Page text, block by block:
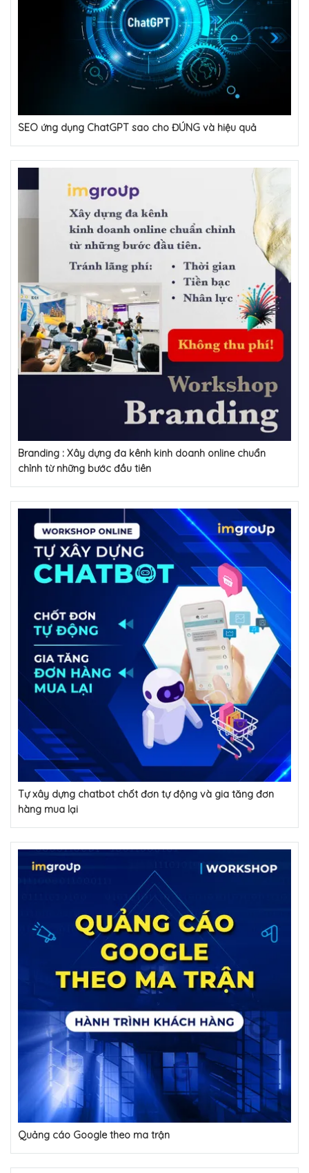
SEO ứng dụng ChatGPT sao cho ĐÚNG và hiệu quả
Branding : Xây dựng đa kênh kinh doanh online chuẩn
chỉnh từ những bước đầu tiên
Tự xây dựng chatbot chốt đơn tự động và gia tăng đơn
hàng mua lại
Quảng cáo Google theo ma trận